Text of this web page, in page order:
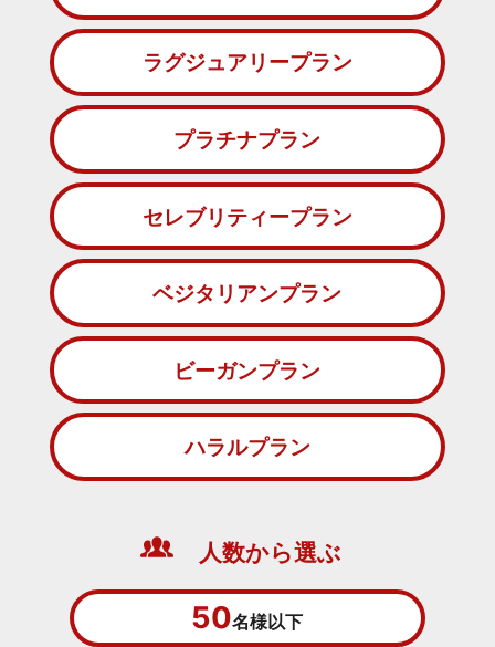
ラグジュアリープラン
プラチナプラン
セレブリティープラン
ベジタリアンプラン
ビーガンプラン
ハラルプラン
人数から選ぶ
50名様以下